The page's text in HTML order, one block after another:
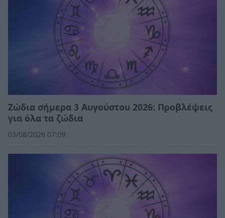
Ζώδια σήμερα 3 Αυγούστου 2026: Προβλέψεις
για όλα τα ζώδια
03/08/2026 07:09